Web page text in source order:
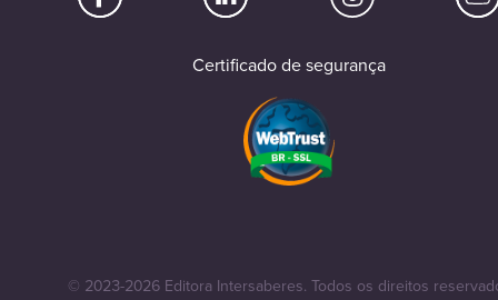
Certificado de segurança
© 2023-2026 Editora Intersaberes. Todos os direitos